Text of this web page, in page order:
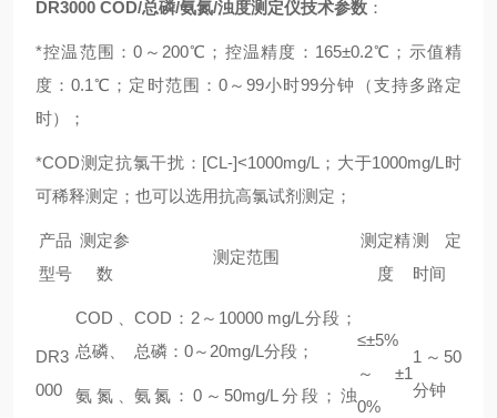
DR3000 COD/总磷/氨氮/浊度测定仪技术参数 ：
*控温范围：0～200℃；控温精度：165±0.2℃；示值精
度：0.1℃；定时范围：0～99小时99分钟（支持多路定
时）；
*COD测定抗氯干扰：[CL-]<1000mg/L；大于1000mg/L时
可稀释测定；也可以选用抗高氯试剂测定；
产品
型号
测定参
数
测定范围
测定精
度
测定
时间
DR3
000
COD
总磷、
氨氮、
COD ：2～10000 mg/L 分段；
总磷：0～20mg/L分段；
氨氮：0～50mg/L分段；浊
≤±5%
～±1
0%
1 ～50
分钟